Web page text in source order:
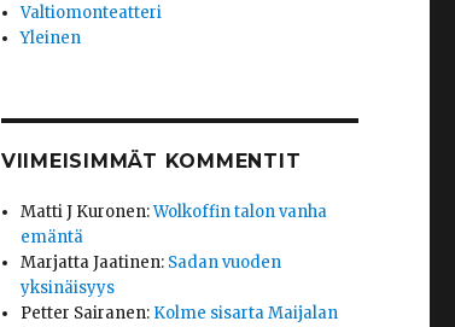
Valtiomonteatteri
Yleinen
VIIMEISIMMÄT KOMMENTIT
Matti J Kuronen:Wolkoffin talon vanha
emäntä
Marjatta Jaatinen: Sadan vuoden
yksinäisyys
Petter Sairanen: Kolme sisarta Maijalan